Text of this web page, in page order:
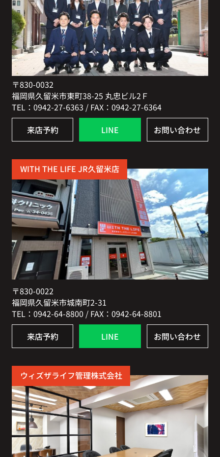
〒830-0032
福岡県久留米市東町38-25 丸忠ビル2Ｆ
TEL：0942-27-6363 / FAX：0942-27-6364
来店予約 LINE お問い合わせ
WITH THE LIFE JR久留米店
〒830-0022
福岡県久留米市城南町2-31
TEL：0942-64-8800 / FAX：0942-64-8801
来店予約 LINE お問い合わせ
ウィズザライフ管理株式会社